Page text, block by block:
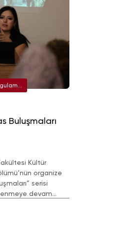
Buluşmaları
Kültür
organize
serisi
devam